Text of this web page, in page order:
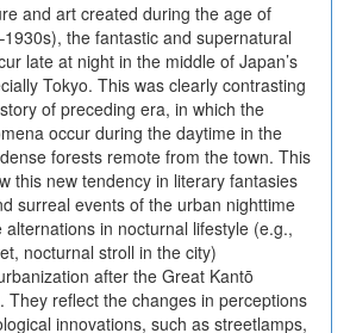
and art created during the age of
the fantastic and supernatural
late at night in the middle of Japan’s
Tokyo. This was clearly contrasting
of preceding era, in which the
occur during the daytime in the
forests remote from the town. This
this new tendency in literary fantasies
surreal events of the urban nighttime
in nocturnal lifestyle (e.g.,
nocturnal stroll in the city)
after the Great Kantō
They reflect the changes in perceptions
innovations, such as streetlamps,